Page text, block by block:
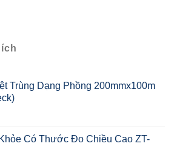
Trùng Dạng Phồng 200mmx100m
Có Thước Đo Chiều Cao ZT-